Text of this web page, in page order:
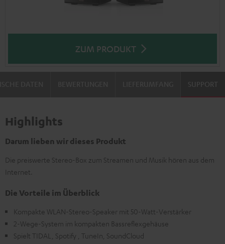
ZUM PRODUKT
SUPPORT
Highlights
Darum lieben wir dieses Produkt
Die preiswerte Stereo-Box zum Streamen und Musik hören aus dem
Internet.
Die Vorteile im Überblick
Kompakte WLAN-Stereo-Speaker mit 50-Watt-Verstärker
2-Wege-System im kompakten Bassreflexgehäuse
Spielt TIDAL, Spotify , TuneIn, SoundCloud